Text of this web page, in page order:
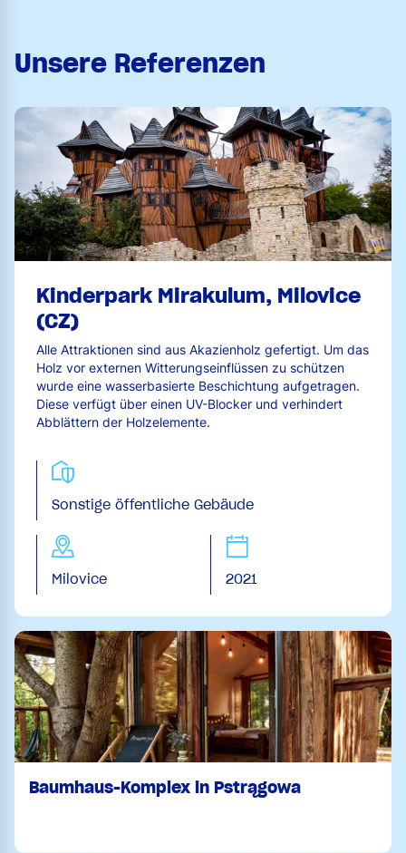
Unsere Referenzen
Kinderpark Mirakulum, Milovice
(CZ)
Alle Attraktionen sind aus Akazienholz gefertigt. Um das
Holz vor externen Witterungseinflüssen zu schützen
wurde eine wasserbasierte Beschichtung aufgetragen.
Diese verfügt über einen UV-Blocker und verhindert
Abblättern der Holzelemente.
Sonstige öffentliche Gebäude
Milovice 2021
Baumhaus-Komplex in Pstrągowa